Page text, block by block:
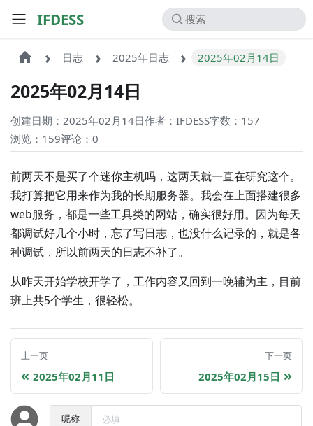
IFDESS
日志 2025年日志 2025年02月14日
2025年02月14日
创建日期：2025年02月14日作者：IFDESS字数：157
浏览：159评论：0
前两天不是买了个迷你主机吗，这两天就一直在研究这个。
我打算把它用来作为我的长期服务器。我会在上面搭建很多
web服务，都是一些工具类的网站，确实很好用。因为每天
都调试好几个小时，忘了写日志，也没什么记录的，就是各
种调试，所以前两天的日志不补了。
从昨天开始学校开学了，工作内容又回到一晚辅为主，目前
班上共5个学生，很轻松。
上一页
2025年02月11日
下一页
2025年02月15日
昵称